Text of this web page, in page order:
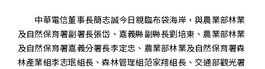
中華電信董事長簡志誠今日親臨布袋海岸，與農業部林業
及自然保育署副署長張岱、嘉義縣副縣長劉培東、農業部林業
及自然保育署嘉義分署長李定忠、農業部林業及自然保育署森
林產業組李志珉組長、森林管理組范家翔組長、交通部觀光署